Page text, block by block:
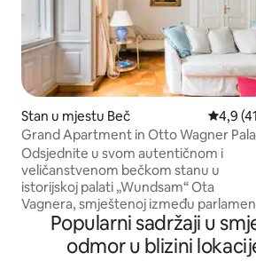
Stan u mjestu Beč
4,9
Grand Apartment in Otto Wagner
/ Breakfast
Odsjednite u svom autentičnom i
veličanstvenom bečkom stanu u
istorijskoj palati „Wundsam“ Ota
Vagnera, smještenoj između
i gradske vijećnice. 206 m² za najviše 10
povezana privatnim ulaznim
Popularni sadržaji u
odmor u blizini